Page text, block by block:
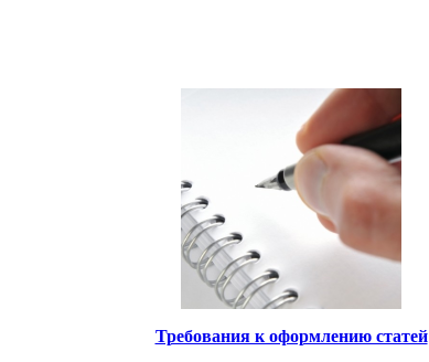
Требования к оформлению статей